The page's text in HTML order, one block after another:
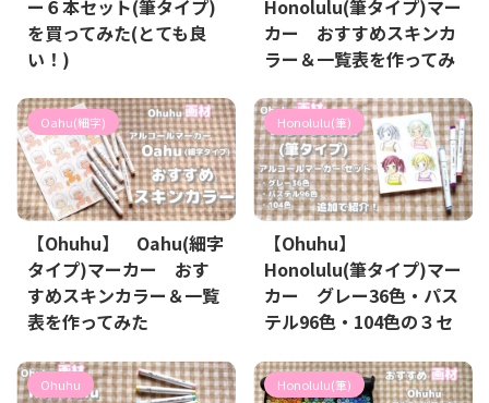
ー６本セット(筆タイプ)
を買ってみた(とても良
い！)
Honolulu(筆タイプ)マー
カー おすすめスキンカ
ラー＆一覧表を作ってみ
Oahu(細字)
【Ohuhu】 Oahu(細字
タイプ)マーカー おす
すめスキンカラー＆一覧
表を作ってみた
Honolulu(筆)
【Ohuhu】
Honolulu(筆タイプ)マー
カー グレー36色・パス
テル96色・104色の３セ
介！
Ohuhu Honolulu(筆)